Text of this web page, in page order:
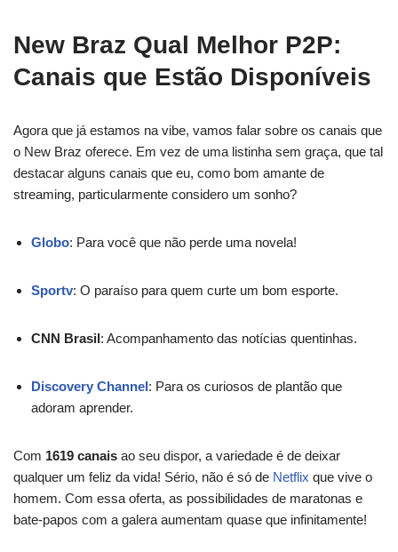
New Braz Qual Melhor P2P:
Canais que Estão Disponíveis
Agora que já estamos na vibe, vamos falar sobre os canais que
o New Braz oferece. Em vez de uma listinha sem graça, que tal
destacar alguns canais que eu, como bom amante de
streaming, particularmente considero um sonho?
Globo: Para você que não perde uma novela!
Sportv: O paraíso para quem curte um bom esporte.
CNN Brasil: Acompanhamento das notícias quentinhas.
Discovery Channel: Para os curiosos de plantão que
adoram aprender.
Com 1619 canais ao seu dispor, a variedade é de deixar
qualquer um feliz da vida! Sério, não é só de Netflix que vive o
homem. Com essa oferta, as possibilidades de maratonas e
bate-papos com a galera aumentam quase que infinitamente!